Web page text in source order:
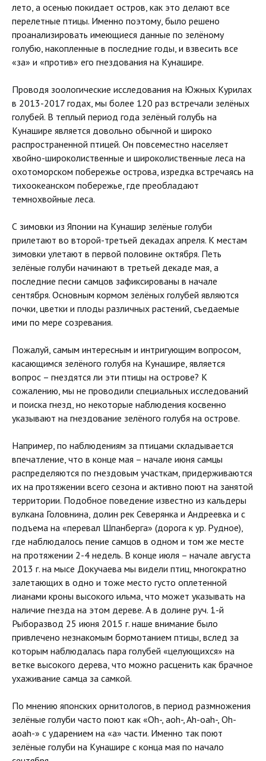
лето, а осенью покидает остров, как это делают все
перелетные птицы. Именно поэтому, было решено
проанализировать имеющиеся данные по зелёному
голубю, накопленные в последние годы, и взвесить все
«за» и «против» его гнездования на Кунашире.
Проводя зоологические исследования на Южных Курилах
в 2013-2017 годах, мы более 120 раз встречали зелёных
голубей. В теплый период года зелёный голубь на
Кунашире является довольно обычной и широко
распространенной птицей. Он повсеместно населяет
хвойно-широколиственные и широколиственные леса на
охотоморском побережье острова, изредка встречаясь на
тихоокеанском побережье, где преобладают
темнохвойные леса.
С зимовки из Японии на Кунашир зелёные голуби
прилетают во второй-третьей декадах апреля. К местам
зимовки улетают в первой половине октября. Петь
зелёные голуби начинают в третьей декаде мая, а
последние песни самцов зафиксированы в начале
сентября. Основным кормом зелёных голубей являются
почки, цветки и плоды различных растений, съедаемые
ими по мере созревания.
Пожалуй, самым интересным и интригующим вопросом,
касающимся зелёного голубя на Кунашире, является
вопрос – гнездятся ли эти птицы на острове? К
сожалению, мы не проводили специальных исследований
и поиска гнезд, но некоторые наблюдения косвенно
указывают на гнездование зелёного голубя на острове.
Например, по наблюдениям за птицами складывается
впечатление, что в конце мая – начале июня самцы
распределяются по гнездовым участкам, придерживаются
их на протяжении всего сезона и активно поют на занятой
территории. Подобное поведение известно из кальдеры
вулкана Головнина, долин рек Северянка и Андреевка и с
подъема на «перевал Шпанберга» (дорога к ур. Рудное),
где наблюдалось пение самцов в одном и том же месте
на протяжении 2-4 недель. В конце июля – начале августа
2013 г. на мысе Докучаева мы видели птиц, многократно
залетающих в одно и тоже место густо оплетенной
лианами кроны высокого ильма, что может указывать на
наличие гнезда на этом дереве. А в долине руч. 1-й
Рыборазвод 25 июня 2015 г. наше внимание было
привлечено незнакомым бормотанием птицы, вслед за
которым наблюдалась пара голубей «целующихся» на
ветке высокого дерева, что можно расценить как брачное
ухаживание самца за самкой.
По мнению японских орнитологов, в период размножения
зелёные голуби часто поют как «Oh-, aoh-, Ah-oah-, Oh-
aoah-» с ударением на «а» части. Именно так поют
зелёные голуби на Кунашире с конца мая по начало